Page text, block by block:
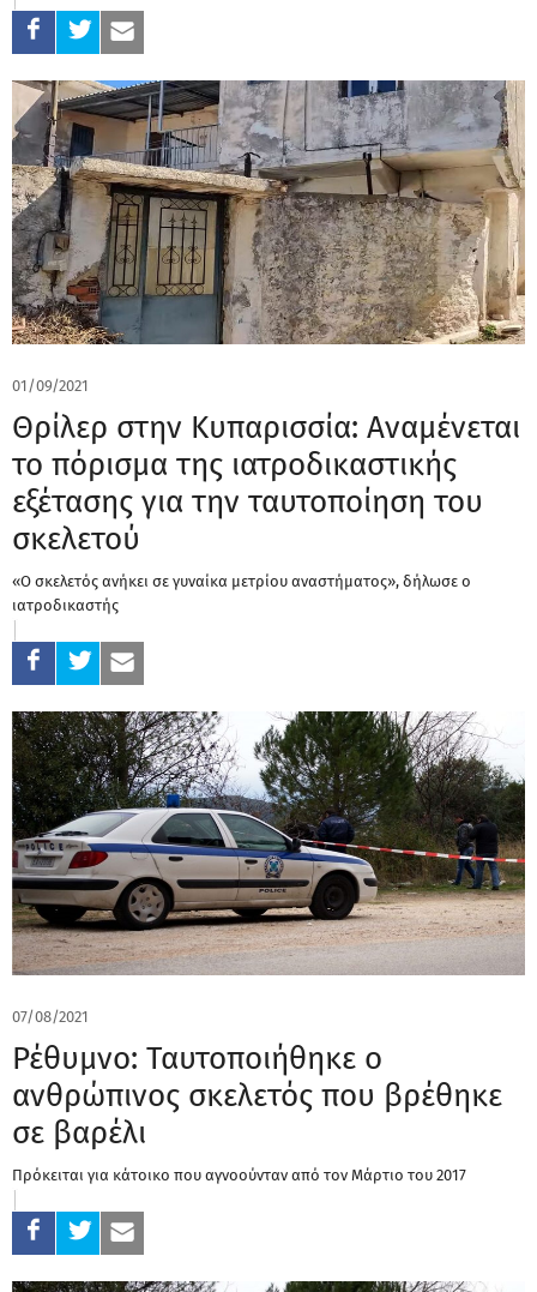
01/09/2021
Θρίλερ στην Κυπαρισσία: Αναμένεται
το πόρισμα της ιατροδικαστικής
εξέτασης για την ταυτοποίηση του
σκελετού
«Ο σκελετός ανήκει σε γυναίκα μετρίου αναστήματος», δήλωσε ο
ιατροδικαστής
07/08/2021
Ρέθυμνο: Ταυτοποιήθηκε ο
ανθρώπινος σκελετός που βρέθηκε
σε βαρέλι
Πρόκειται για κάτοικο που αγνοούνταν από τον Μάρτιο του 2017